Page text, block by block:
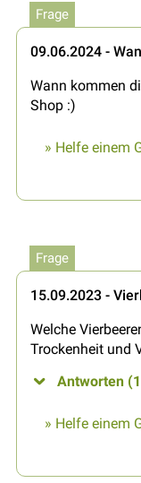
Frage
09.06.2024 -
Wann kommen
Shop :)
» Helfe einem
Frage
15.09.2023 -
Welche
Trockenheit und
Antworten
» Helfe einem